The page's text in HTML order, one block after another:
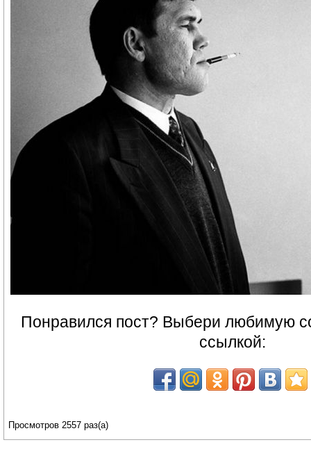
Понравился пост? Выбери любимую
ссылкой:
Просмотров 2557 раз(а)